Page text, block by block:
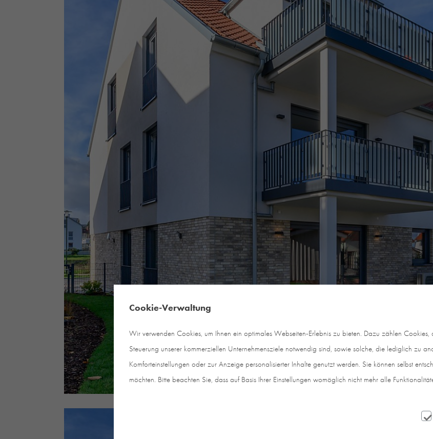
Cookie-Verwaltung
Wir verwenden Cookies, um Ihnen ein optimales Webseiten-Erlebnis zu bieten. Dazu zählen
Steuerung unserer kommerziellen Unternehmensziele notwendig sind, sowie solche, die lediglich zu
Komforteinstellungen oder zur Anzeige personalisierter Inhalte genutzt werden. Sie können selbst
möchten. Bitte beachten Sie, dass auf Basis Ihrer Einstellungen womöglich nicht mehr alle